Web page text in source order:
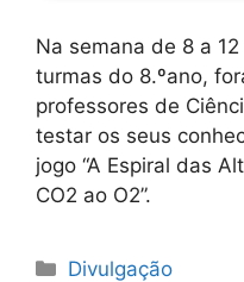
Na semana de 8 a
turmas do 8.ºano,
professores de
testar os seus
jogo “A Espiral das
CO2 ao O2”.
Categorias
Divulgação